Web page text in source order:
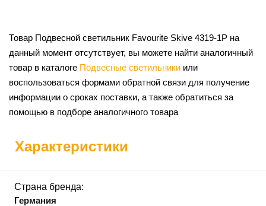
Товар Подвесной светильник Favourite Skive 4319-1P на
данный момент отсутствует, вы можете найти аналогичный
товар в каталоге Подвесные светильники или
воспользоваться формами обратной связи для получение
информации о сроках поставки, а также обратиться за
помощью в подборе аналогичного товара
Характеристики
Страна бренда:
Германия